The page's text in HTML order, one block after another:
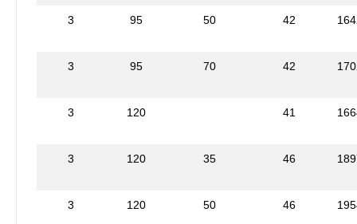
3 95 50 42
3 95 70 42
3 120 41
3 120 35 46
3 120 50 46